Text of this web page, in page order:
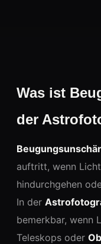
Was ist
der
auftritt, wenn
hindurchgehen
In der
bemerkbar, wenn
Teleskops oder